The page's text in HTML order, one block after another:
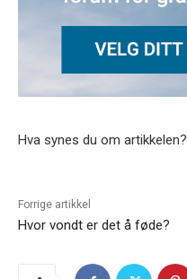
Hva synes du om artikkelen?
Forrige artikkel
Hvor vondt er det å føde?